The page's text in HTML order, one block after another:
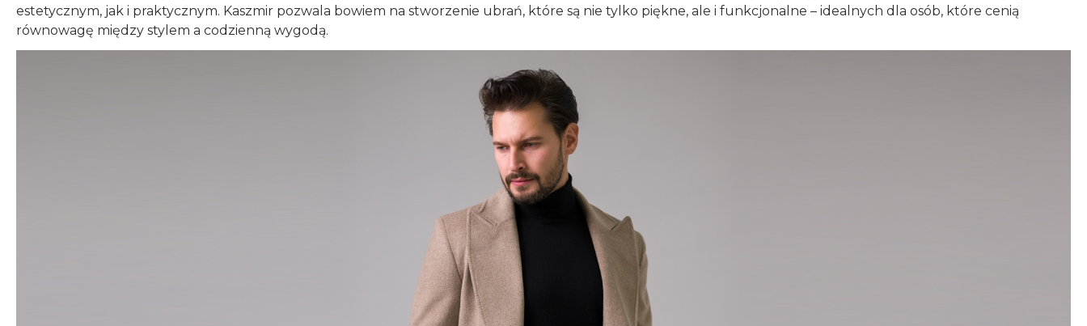
estetycznym, jak i praktycznym. Kaszmir pozwala bowiem na stworzenie ubrań, które są nie tylko piękne, ale i funkcjonalne – idealnych dla osób, które cenią
równowagę między stylem a codzienną wygodą.